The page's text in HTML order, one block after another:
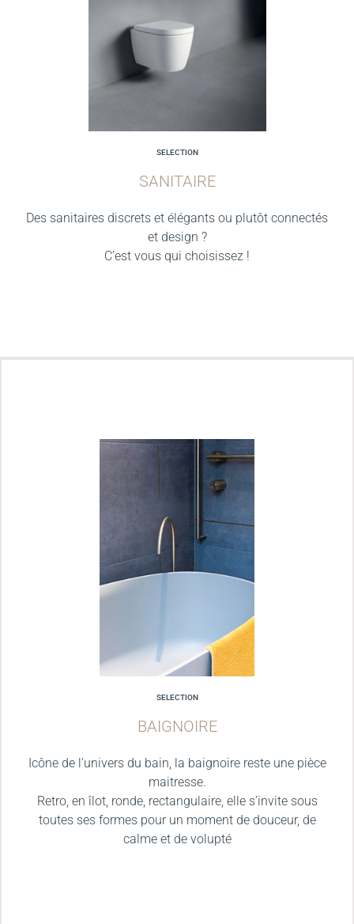
SELECTION
SANITAIRE
Des sanitaires discrets et élégants ou plutôt connectés
et design ?
C’est vous qui choisissez !
SELECTION
BAIGNOIRE
Icône de l’univers du bain, la baignoire reste une pièce
maitresse.
Retro, en îlot, ronde, rectangulaire, elle s’invite sous
toutes ses formes pour un moment de douceur, de
calme et de volupté